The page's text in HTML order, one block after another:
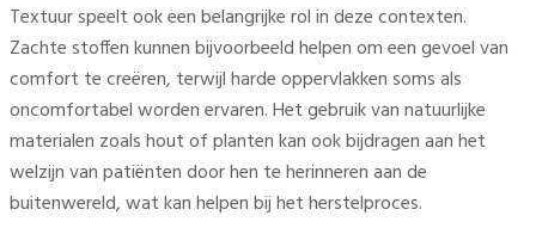
Textuur speelt ook een belangrijke rol in deze contexten.
Zachte stoffen kunnen bijvoorbeeld helpen om een gevoel van
comfort te creëren, terwijl harde oppervlakken soms als
oncomfortabel worden ervaren. Het gebruik van natuurlijke
materialen zoals hout of planten kan ook bijdragen aan het
welzijn van patiënten door hen te herinneren aan de
buitenwereld, wat kan helpen bij het herstelproces.